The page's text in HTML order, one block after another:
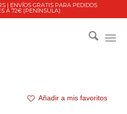
| ENVÍOS GRATIS PARA PEDIDOS
A 72€ (PENÍNSULA)
Añadir a mis favoritos